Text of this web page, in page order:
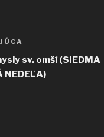
sv. omší (SIEDMA
NEDEĽA)